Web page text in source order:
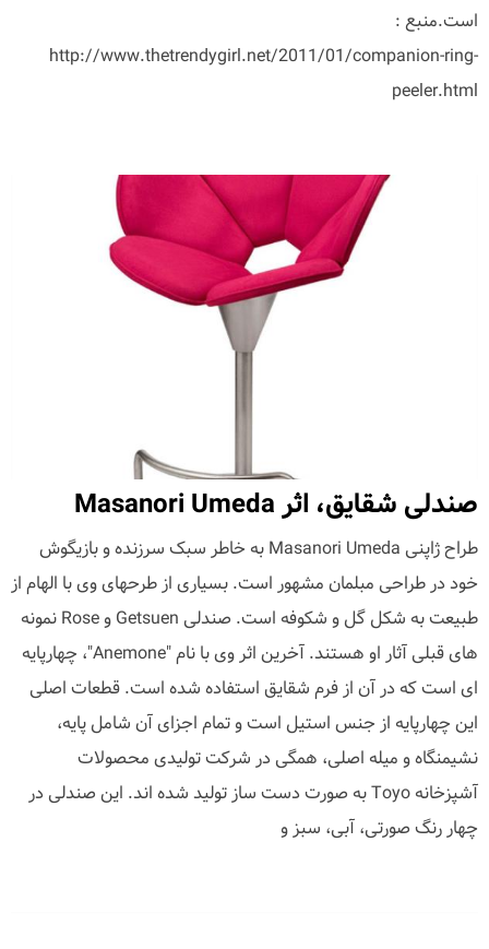
است.منبع :
http://www.thetrendygirl.net/2011/01/companion-ring-
peeler.html
صندلی شقایق، اثر Masanori Umeda
طراح ژاپنی Masanori Umeda به خاطر سبک سرزنده و بازیگوش
خود در طراحی مبلمان مشهور است. بسیاری از طرحهای وی با الهام از
طبیعت به شکل گل و شکوفه است. صندلی Getsuen و Rose نمونه
های قبلی آثار او هستند. آخرین اثر وی با نام "Anemone"، چهارپایه
ای است که در آن از فرم شقایق استفاده شده است. قطعات اصلی
این چهارپایه از جنس استیل است و تمام اجزای آن شامل پایه،
نشیمنگاه و میله اصلی، همگی در شرکت تولیدی محصولات
آشپزخانه Toyo به صورت دست ساز تولید شده اند. این صندلی در
چهار رنگ صورتی، آبی، سبز و